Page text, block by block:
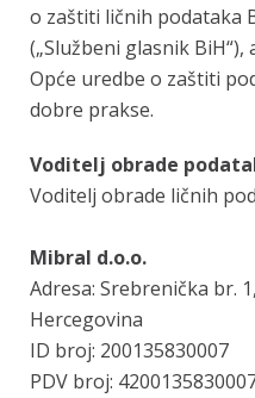
o zaštiti ličnih podataka
(„Službeni glasnik
Opće uredbe o zaštiti
dobre prakse.
Voditelj obrade
Voditelj obrade ličnih
Mibral d.o.o.
Adresa: Srebrenička br.
Hercegovina
ID broj: 200135830007
PDV broj: